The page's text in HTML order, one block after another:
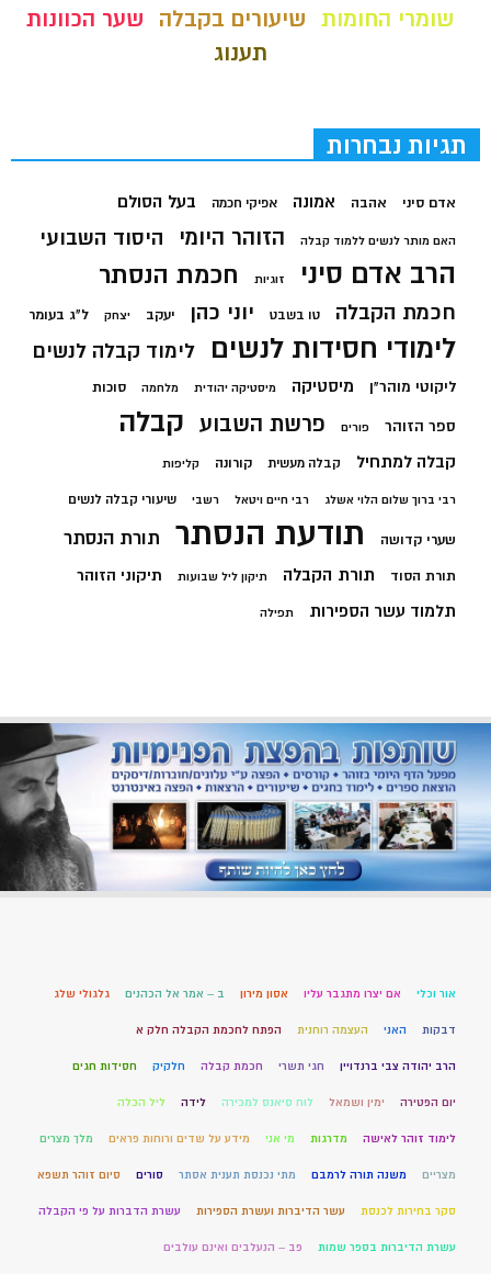
שומרי החומות שיעורים בקבלה
שער הכוונות
תענוג
תגיות נבחרות
אדם סיני אהבה אמונה אפיקי חכמה בעל הסולם
האם מותר לנשים ללמוד קבלה הזוהר היומי היסוד השבועי
הרב אדם סיני זוגיות חכמת הנסתר
חכמת הקבלה טו בשבט יוני כהן יעקב יצחק ל"ג בעומר
לימודי חסידות לנשים לימוד קבלה לנשים
ליקוטי מוהר"ן מיסטיקה מיסטיקה יהודית מלחמה סוכות
ספר הזוהר פורים פרשת השבוע קבלה
קבלה למתחיל קבלה מעשית קורונה קליפות
רבי ברוך שלום הלוי אשלג רבי חיים ויטאל רשבי שיעורי קבלה לנשים
שערי קדושה תודעת הנסתר תורת הנסתר
תורת הסוד תורת הקבלה תיקון ליל שבועות תיקוני הזוהר
תלמוד עשר הספירות תפילה
אור וכלי אם יצרו מתגבר עליו אסון מירון ב – אמר אל הכהנים גלגולי שלג
דבקות האני העצמה רוחנית הפתח לחכמת הקבלה חלק א
הרב יהודה צבי ברנדויין חגי תשרי חכמת קבלה חלקיק חסידות חגים
יום הפטירה ימין ושמאל לוח סיאנס למכירה לידה ליל הכלה
לימוד זוהר לאישה מדרגות מי אני מידע על שדים ורוחות פראים מלך מצרים
מצריים משנה תורה לרמבם מתי נכנסת תענית אסתר סורים סיום זוהר תשפא
סקר בחירות לכנסת עשר הדיברות ועשרת הספירות עשרת הדברות על פי הקבלה
עשרת הדיברות בספר שמות פב – הנעלבים ואינם עולבים